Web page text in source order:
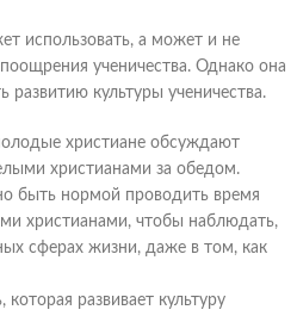
использовать, а может и не
ученичества. Однако она
развитию культуры ученичества.
христиане обсуждают
христианами за обедом.
быть нормой проводить время
христианами, чтобы наблюдать,
сферах жизни, даже в том, как
развивает культуру